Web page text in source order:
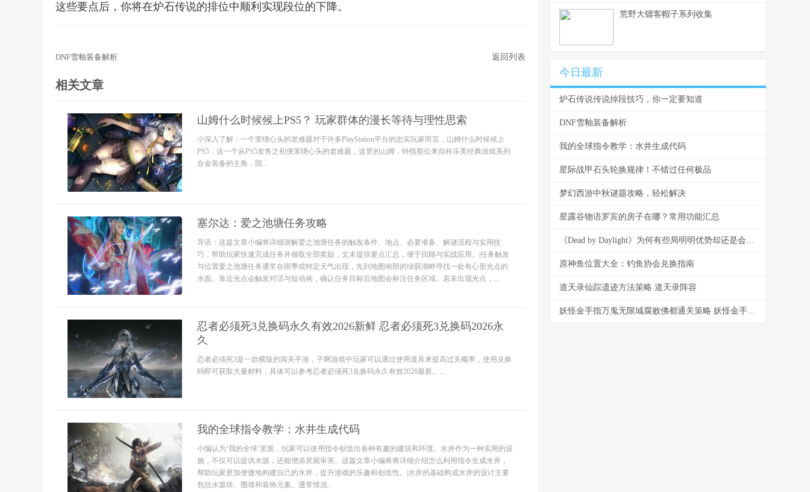
这些要点后，你将在炉石传说的排位中顺利实现段位的下降。
DNF雪釉装备解析 返回列表
相关文章
山姆什么时候候上PS5？ 玩家群体的漫长等待与理性思索
小深入了解：一个萦绕心头的老难题对于许多PlayStation平台的忠实玩家而言，山姆什么时候候上
PS5，这一个从PS5发售之初便萦绕心头的老难题，这里的山姆，特指那位来自科乐美经典游戏系列
合金装备的主角，固...
塞尔达：爱之池塘任务攻略
导语：这篇文章小编将详细讲解爱之池塘任务的触发条件、地点、必要准备、解谜流程与实用技
巧，帮助玩家快速完成任务并领取全部奖励，文末提供要点汇总，便于回顾与实战应用。|任务触发
与位置爱之池塘任务通常在雨季或特定天气出现，先到地图南部的绿荫湖畔寻找一处有心形光点的
水面。靠近光点会触发对话与短动画，确认任务目标后地图会标注任务区域。若未出现光点，...
忍者必须死3兑换码永久有效2026新鲜 忍者必须死3兑换码2026永
久
忍者必须死3是一款横版的闯关手游，子啊游戏中玩家可以通过使用道具来提高过关概率，使用兑换
码即可获取大量材料，具体可以参考忍者必须死3兑换码永久有效2026最新。...
我的全球指令教学：水井生成代码
小编认为‘我的全球’里面，玩家可以使用指令创造出各种有趣的建筑和环境。水井作为一种实用的设
施，不仅可以提供水源，还能增添景观审美。这篇文章小编将将详细介绍怎么利用指令生成水井，
帮助玩家更加便捷地构建自己的水井，提升游戏的乐趣和创造性。|水井的基础构成水井的设计主要
包括水源块、围墙和装饰元素。通常情况...
荒野大镖客帽子系列收集
今日最新
炉石传说传说掉段技巧，你一定要知道
DNF雪釉装备解析
我的全球指令教学：水井生成代码
星际战甲石头轮换规律！不错过任何极品
梦幻西游中秋谜题攻略，轻松解决
星露谷物语罗宾的房子在哪？常用功能汇总
《Dead by Daylight》为何有些局明明优势却还是会翻车
原神鱼位置大全：钓鱼协会兑换指南
道天录仙踪遗迹方法策略 道天录阵容
妖怪金手指万鬼无限城腐败佛都通关策略 妖怪金手指万鬼之巅难度1